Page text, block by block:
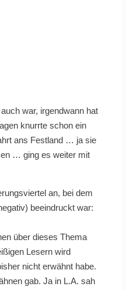
war, irgendwann hat
knurrte schon ein
ans Festland … ja sie
… ging es weiter mit
an, bei dem
beeindruckt war:
über dieses Thema
Lesern wird
nicht erwähnt habe.
gab. Ja in L.A. sah